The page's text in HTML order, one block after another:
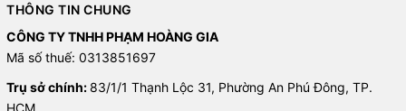
THÔNG TIN CHUNG
CÔNG TY TNHH PHẠM HOÀNG GIA
Mã số thuế: 0313851697
Trụ sở chính: 83/1/1 Thạnh Lộc 31, Phường An Phú Đông, TP.
HCM